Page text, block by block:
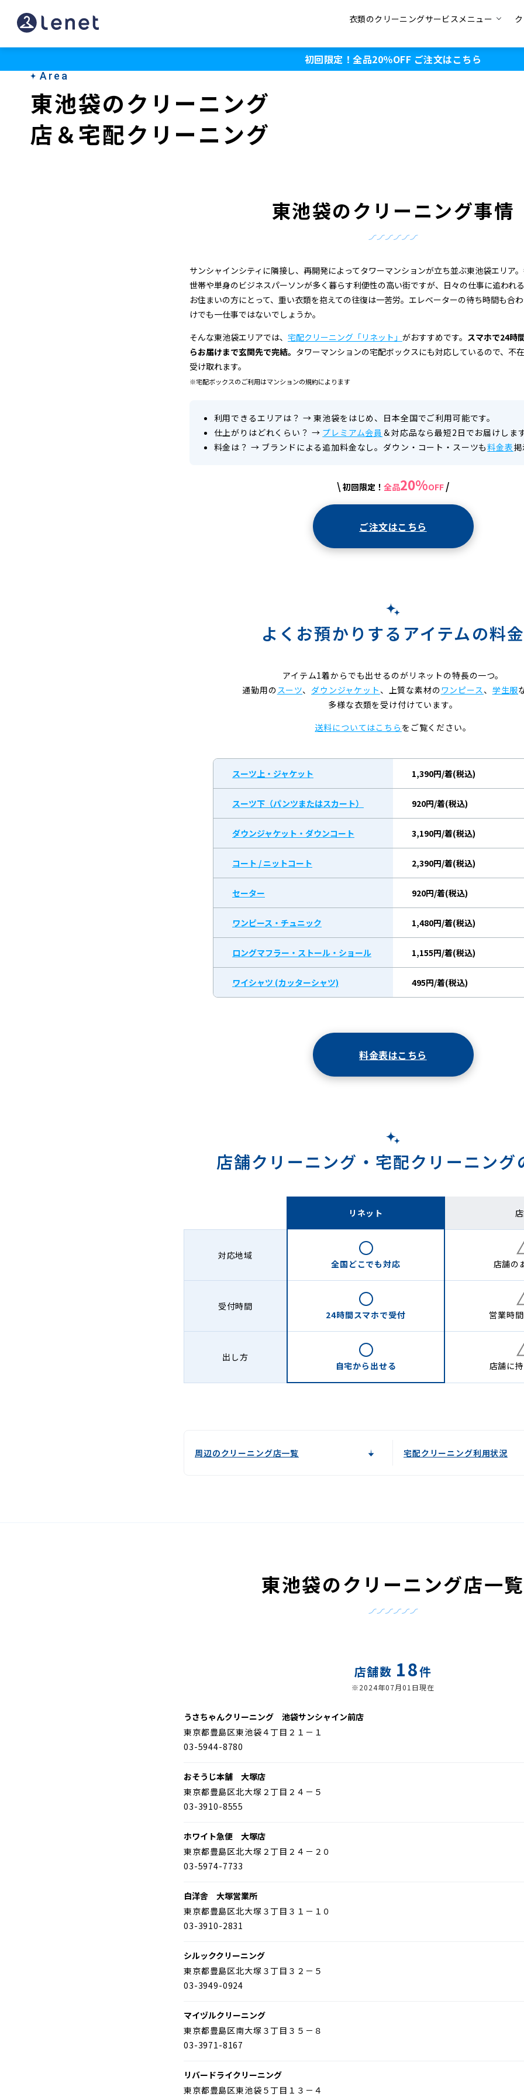
東
池
衣類のクリーニングサービスメニュー
初回限定！全品20％OFF ご注文はこちら
Area
東池袋のクリーニング
店＆宅配クリーニング
東池袋のクリーニング事情
サンシャインシティに隣接し、再開発によってタワーマンションが立ち並ぶ東池袋エリア
世帯や単身のビジネスパーソンが多く暮らす利便性の高い街ですが、日々の仕事に追われ
お住まいの方にとって、重い衣類を抱えての往復は一苦労。エレベーターの待ち時間も合
けでも一仕事ではないでしょうか。
そんな東池袋エリアでは、 宅配クリーニング「リネット」 がおすすめです。 スマホで24時
らお届けまで玄関先で完結。 タワーマンションの宅配ボックスにも対応しているので、不
受け取れます。
※宅配ボックスのご利用はマンションの規約によります
利用できるエリアは？ →東池袋をはじめ、日本全国でご利用可能です。
仕上がりはどれくらい？ → プレミアム会員 ＆対応品なら最短2日でお届けします
料金は？ → ブランドによる追加料金なし。ダウン・コート・スーツも料金表掲
\ 初回限定！ 全品20%OFF /
ご注文はこちら
よくお預かりするアイテムの料金
アイテム1着からでも出せるのがリネットの特長の一つ。
通勤用のスーツ、 ダウンジャケット 、上質な素材のワンピース、 学生服
多様な衣類を受け付けています。
送料についてはこちら をご覧ください。
スーツ上・ジャケット 1,390円/着(税込)
スーツ下（パンツまたはスカート） 920円/着(税込)
ダウンジャケット・ダウンコート 3,190円/着(税込)
コート / ニットコート 2,390円/着(税込)
セーター 920円/着(税込)
ワンピース・チュニック 1,480円/着(税込)
ロングマフラー・ストール・ショール 1,155円/着(税込)
ワイシャツ (カッターシャツ) 495円/着(税込)
料金表はこちら
店舗クリーニング・ 宅配クリーニング
リネット
対応地域
全国どこでも対応 店舗の
受付時間
24時間スマホで受付 営業時
出し方
自宅から 出せる 店舗に
周辺のクリーニング店一覧 宅配クリーニング利用状況
東池袋のクリーニング店一覧
店舗数 18件
※2024年07月01日現在
うさちゃんクリーニング 池袋サンシャイン前店
東京都豊島区東池袋４丁目２１－１
03-5944-8780
おそうじ本舗 大塚店
東京都豊島区北大塚２丁目２４－５
03-3910-8555
ホワイト急便 大塚店
東京都豊島区北大塚２丁目２４－２０
03-5974-7733
白洋舎 大塚営業所
東京都豊島区北大塚３丁目３１－１０
03-3910-2831
シルッククリーニング
東京都豊島区北大塚３丁目３２－５
03-3949-0924
マイヅルクリーニング
東京都豊島区南大塚３丁目３５－８
03-3971-8167
リバードライクリーニング
東京都豊島区東池袋５丁目１３－４